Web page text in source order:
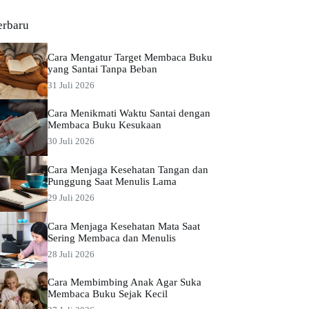
Cara Mengatur Target Membaca Buku
yang Santai Tanpa Beban
31 Juli 2026
Cara Menikmati Waktu Santai dengan
Membaca Buku Kesukaan
30 Juli 2026
Cara Menjaga Kesehatan Tangan dan
Punggung Saat Menulis Lama
29 Juli 2026
Cara Menjaga Kesehatan Mata Saat
Sering Membaca dan Menulis
28 Juli 2026
Cara Membimbing Anak Agar Suka
Membaca Buku Sejak Kecil